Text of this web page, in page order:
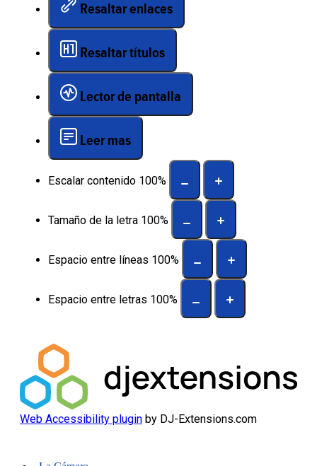
Resaltar enlaces
Resaltar títulos
Lector de pantalla
Leer mas
Escalar contenido 100%
Tamaño de la letra 100%
Espacio entre líneas 100%
Espacio entre letras 100%
Web Accessibility plugin by DJ-Extensions.com